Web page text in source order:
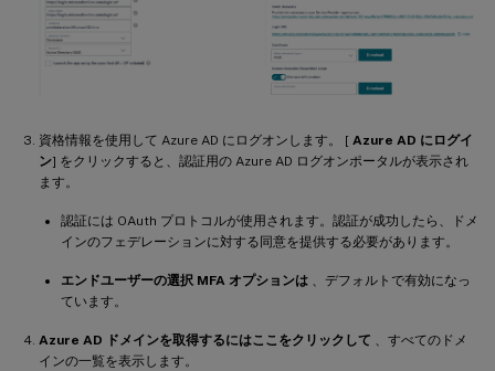
資格情報を使用して Azure AD にログオンします。 [ Azure AD にログイ
ン] をクリックすると、認証用の Azure AD ログオンポータルが表示され
ます。
認証には OAuth プロトコルが使用されます。認証が成功したら、ドメ
インのフェデレーションに対する同意を提供する必要があります。
エンドユーザーの選択 MFA オプションは 、デフォルトで有効になっ
ています。
Azure AD ドメインを取得するにはここをクリックして 、すべてのドメ
インの一覧を表示します。